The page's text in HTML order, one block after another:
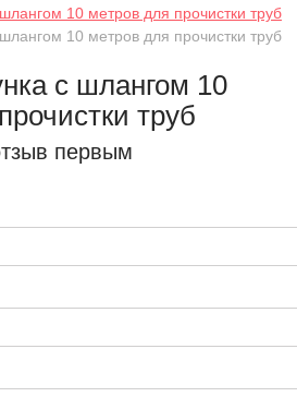
10 метров для прочистки труб
10 метров для прочистки труб
с шлангом 10
труб
первым